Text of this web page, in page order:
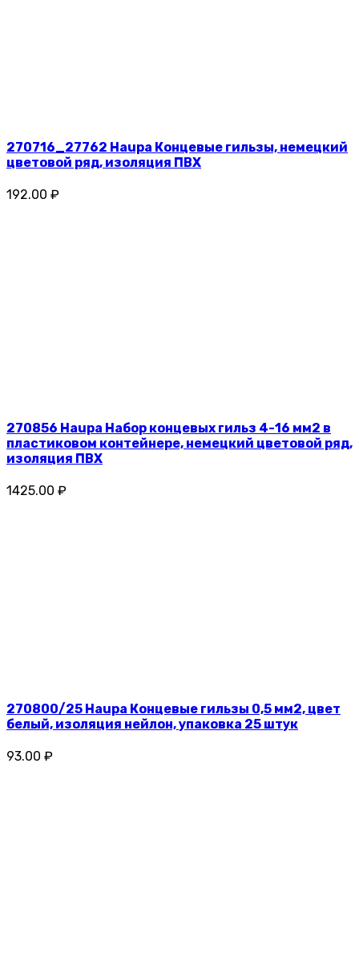
270716_27762 Haupa Концевые гильзы, немецкий
цветовой ряд, изоляция ПВХ
192.00 ₽
270856 Haupa Набор концевых гильз 4-16 мм2 в
пластиковом контейнере, немецкий цветовой ряд,
изоляция ПВХ
1425.00 ₽
270800/25 Haupa Концевые гильзы 0,5 мм2, цвет
белый, изоляция нейлон, упаковка 25 штук
93.00 ₽